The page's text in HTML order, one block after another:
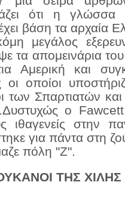
ότι η
βάση τα αρχαία
μεγάλος
τα απομεινάρια
Αμερική και
οι οποίοι
των Σπαρτιατών
ο
ιθαγενείς στην
για πάντα στη
πόλη "Ζ".
ΤΗΣ ΧΙΛΗΣ